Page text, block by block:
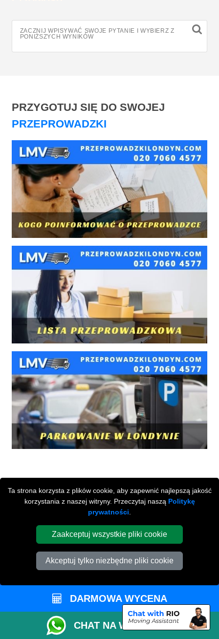
Ta strona korzysta z plików cookie, aby zapewnić najlepszą jakość
korzystania z naszej witryny. Przeczytaj naszą Politykę
prywatności
Zaakceptuj wszystkie pliki cookie
Akceptuj tylko niezbędne pliki cookie
ZACZNIJ WPISYWAĆ SWOJE PYTANIE I WYBIERZ Z
PONIŻSZYCH WYNIKÓW
PRZYGOTUJ SIĘ DO SWOJEJ
PRZEPROWADZKI
Przeprowadzki Londyn
N15 5LA London, UK
DARMOWA WYCENA
CHAT NA WHATSAPP